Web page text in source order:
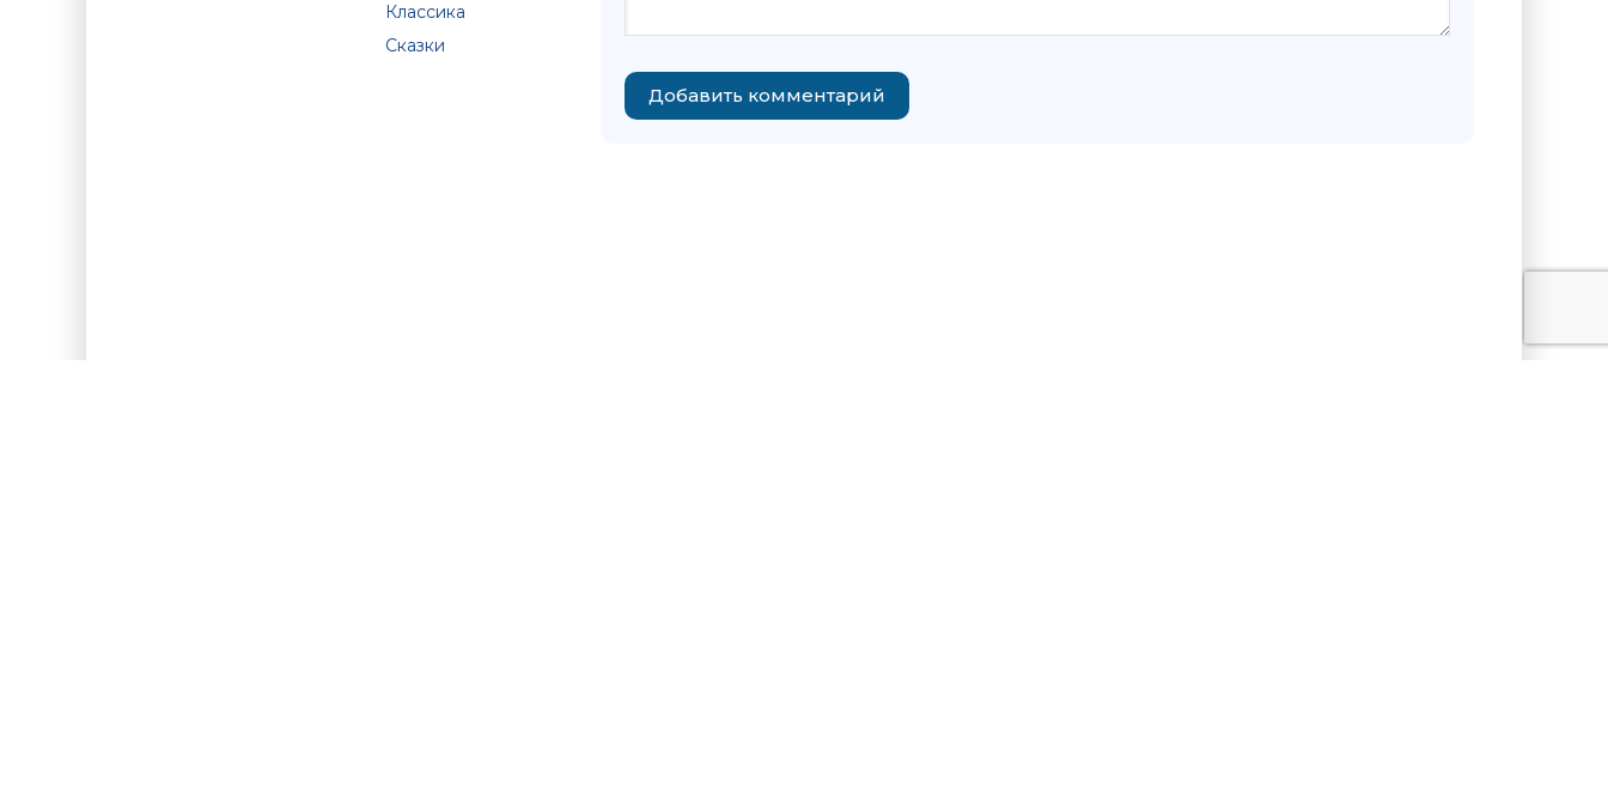
Классика
Сказки
Добавить комментарий